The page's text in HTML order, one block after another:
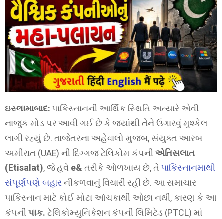
ઇસ્લામાબાદ: પાકિસ્તાનની આર્થિક સ્થિતિ અત્યારે એવી
નાજુક મોડ પર આવી ગઈ છે કે જ્યાંથી તેને ઉગારવું મુશ્કેલ
લાગી રહ્યું છે. તાજેતરના અહેવાલો મુજબ, સંયુક્ત આરબ
અમીરાત (UAE) ની દિગ્ગજ ટેલિકોમ કંપનીએતિસલાત
(Etisalat), જે હવે e& તરીકે ઓળખાય છે, તે પાકિસ્તાનમાંથી
સંપૂર્ણપણે બહારનીકળવાનું વિચારી રહી છે. આ સમાચાર
પાકિસ્તાન માટે કોઈ મોટા આંચકાથી ઓછા નથી, કારણ કે આ
કંપનીપાક. ટેલિકોમ્યુનિકેશન કંપની લિમિટેડ (PTCL) માં